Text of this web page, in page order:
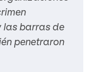
las barras de
penetraron